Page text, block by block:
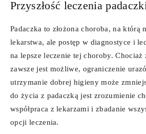
Przyszłość leczenia padaczki
Padaczka to złożona choroba, na którą
lekarstwa, ale postęp w diagnostyce i
na lepsze leczenie tej choroby. Chociaż
zawsze jest możliwe, ograniczenie
utrzymanie dobrej higieny może
do życia z padaczką jest zrozumienie
współpraca z lekarzami i zbadanie
opcji leczenia.